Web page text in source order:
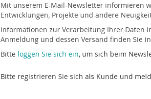
Mit unserem E-Mail-Newsletter informieren
Entwicklungen, Projekte und andere
Informationen zur Verarbeitung Ihrer Daten
Anmeldung und dessen Versand finden Sie
Bitte loggen Sie sich ein, um sich beim
Bitte registrieren Sie sich als Kunde und